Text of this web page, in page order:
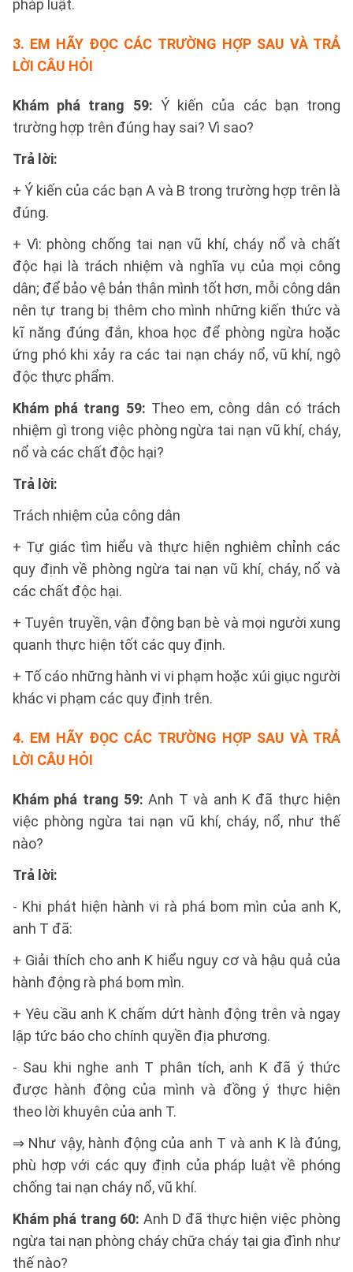
pháp luật.
3. EM HÃY ĐỌC CÁC TRƯỜNG HỢP SAU VÀ TRẢ
LỜI CÂU HỎI
Khám phá trang 59: Ý kiến của các bạn trong
trường hợp trên đúng hay sai? Vì sao?
Trả lời:
+ Ý kiến của các bạn A và B trong trường hợp trên là
đúng.
+ Vì: phòng chống tai nạn vũ khí, cháy nổ và chất
độc hại là trách nhiệm và nghĩa vụ của mọi công
dân; để bảo vệ bản thân mình tốt hơn, mỗi công dân
nên tự trang bị thêm cho mình những kiến thức và
kĩ năng đúng đắn, khoa học để phòng ngừa hoặc
ứng phó khi xảy ra các tai nạn cháy nổ, vũ khí, ngộ
độc thực phẩm.
Khám phá trang 59: Theo em, công dân có trách
nhiệm gì trong việc phòng ngừa tai nạn vũ khí, cháy,
nổ và các chất độc hại?
Trả lời:
Trách nhiệm của công dân
+ Tự giác tìm hiểu và thực hiện nghiêm chỉnh các
quy định về phòng ngừa tai nạn vũ khí, cháy, nổ và
các chất độc hại.
+ Tuyên truyền, vận động bạn bè và mọi người xung
quanh thực hiện tốt các quy định.
+ Tố cáo những hành vi vi phạm hoặc xúi giục người
khác vi phạm các quy định trên.
4. EM HÃY ĐỌC CÁC TRƯỜNG HỢP SAU VÀ TRẢ
LỜI CÂU HỎI
Khám phá trang 59: Anh T và anh K đã thực hiện
việc phòng ngừa tai nạn vũ khí, cháy, nổ, như thế
nào?
Trả lời:
- Khi phát hiện hành vi rà phá bom mìn của anh K,
anh T đã:
+ Giải thích cho anh K hiểu nguy cơ và hậu quả của
hành động rà phá bom mìn.
+ Yêu cầu anh K chấm dứt hành động trên và ngay
lập tức báo cho chính quyền địa phương.
- Sau khi nghe anh T phân tích, anh K đã ý thức
được hành động của mình và đồng ý thực hiện
theo lời khuyên của anh T.
⇒ Như vậy, hành động của anh T và anh K là đúng,
phù hợp với các quy định của pháp luật về phóng
chống tai nạn cháy nổ, vũ khí.
Khám phá trang 60: Anh D đã thực hiện việc phòng
ngừa tai nạn phòng cháy chữa cháy tại gia đình như
thế nào?